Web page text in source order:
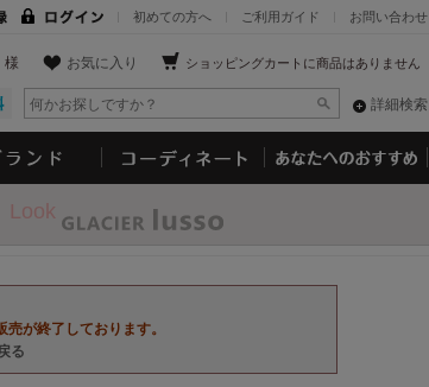
お問い合わせ
ご利用ガイド
初めての方へ
ショッピングカートに商品はありません
お気に入り
様
詳細検索
Look
が終了しております。
る